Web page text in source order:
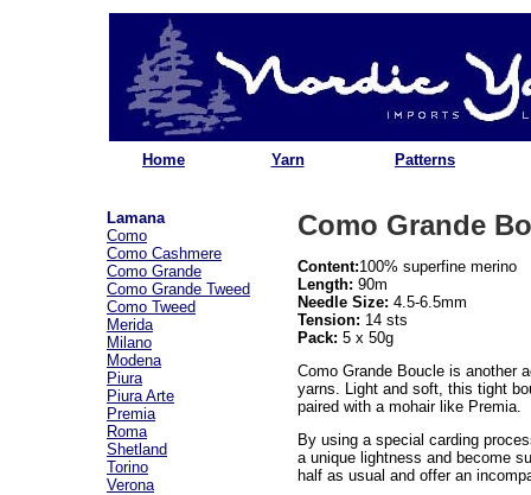
Home Yarn Patterns
Lamana
Como
Como Cashmere
Como Grande
Como Grande Tweed
Como Tweed
Merida
Milano
Modena
Piura
Piura Arte
Premia
Roma
Shetland
Torino
Verona
Como Grande
Content:100% superfine merino
Length: 90m
Needle Size: 4.5-6.5mm
Tension: 14 sts
Pack: 5 x 50g
Como Grande Boucle is another
yarns. Light and soft, this tight
paired with a mohair like Premia.
By using a special carding
a unique lightness and become
half as usual and offer an